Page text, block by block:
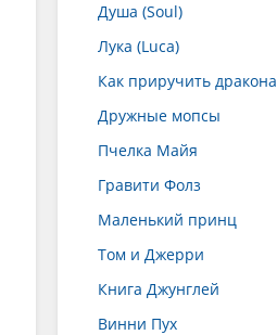
Душа (Soul)
Лука (Luca)
Как приручить дракона
Дружные мопсы
Пчелка Майя
Гравити Фолз
Маленький принц
Том и Джерри
Книга Джунглей
Винни Пух